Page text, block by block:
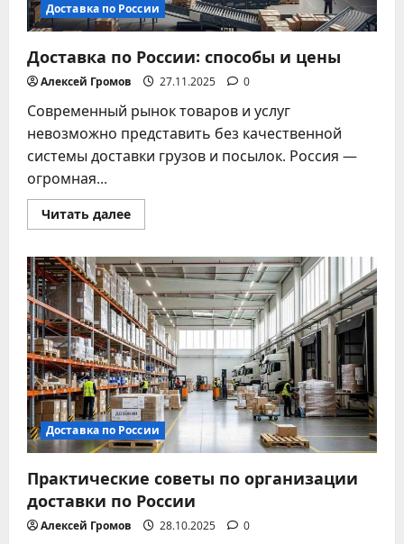
Доставка по России
Доставка по России: способы и цены
Алексей Громов 27.11.2025 0
Современный рынок товаров и услуг
невозможно представить без качественной
системы доставки грузов и посылок. Россия —
огромная...
Читать далееПрочитать
больше
по
России:
способы
и
цены
Доставка по России
Практические советы по организации
доставки по России
Алексей Громов 28.10.2025 0